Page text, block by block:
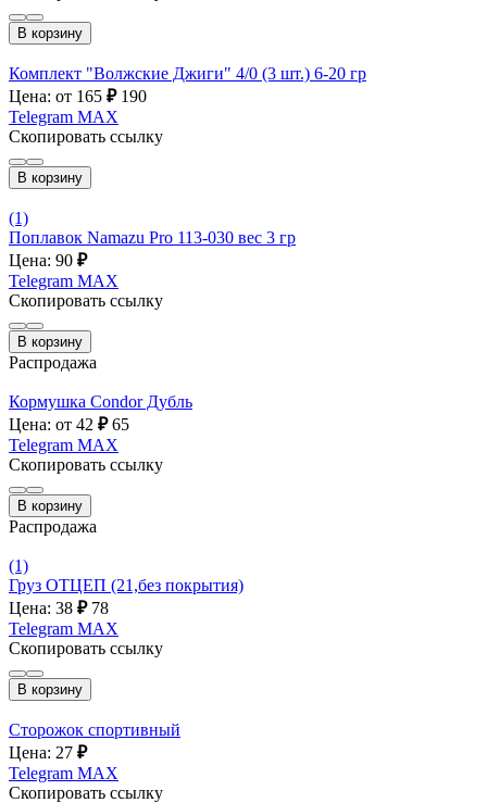
В корзину
Комплект "Волжские Джиги" 4/0 (3 шт.) 6-20 гр
Цена: от 165 ₽ 190
Telegram MAX
Скопировать ссылку
В корзину
(1)
Поплавок Namazu Pro 113-030 вес 3 гр
Цена: 90 ₽
Telegram MAX
Скопировать ссылку
В корзину
Распродажа
Кормушка Condor Дубль
Цена: от 42 ₽ 65
Telegram MAX
Скопировать ссылку
В корзину
Распродажа
(1)
Груз ОТЦЕП (21,без покрытия)
Цена: 38 ₽ 78
Telegram MAX
Скопировать ссылку
В корзину
Сторожок спортивный
Цена: 27 ₽
Telegram MAX
Скопировать ссылку